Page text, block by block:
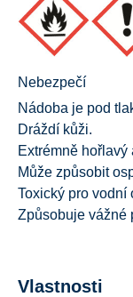
Nebezpečí
Nádoba je pod
Dráždí kůži.
Extrémně hořlavý
Může způsobit
Toxický pro vodní
Způsobuje vážné
Vlastnosti